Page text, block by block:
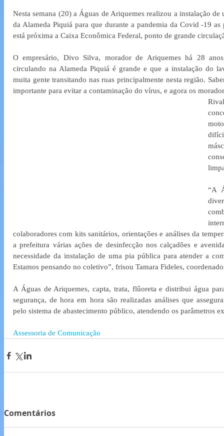
Nesta semana (20) a Águas de Ariquemes realizou a instalação
da Alameda Piquiá para que durante a pandemia da Covid -19 as
está próxima a Caixa Econômica Federal, ponto de grande
O empresário, Divo Silva, morador de Ariquemes há 28
circulando na Alameda Piquiá é grande e que a instalação do
muita gente transitando nas ruas principalmente nesta região.
importante para evitar a contaminação do vírus, e agora os
“A
colaboradores com kits sanitários, orientações e análises da
a prefeitura várias ações de desinfecção nos calçadões e
necessidade da instalação de uma pia pública para atender a
Estamos pensando no coletivo”, frisou Tamara Fideles,
A Águas de Ariquemes, capta, trata, flûoreta e distribui água
segurança, de hora em hora são realizadas análises que
pelo sistema de abastecimento público, atendendo os parâmetros
Assessoria de Comunicação
Comentários